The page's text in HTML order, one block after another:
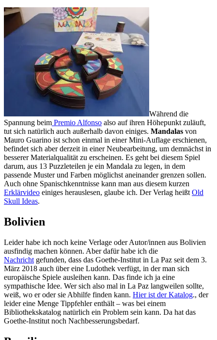
Während die
Spannung beim Premio Alfonso also auf ihren Höhepunkt zuläuft,
tut sich natürlich auch außerhalb davon einiges. Mandalas von
Mauro Guarino ist schon einmal in einer Mini-Auflage erschienen,
befindet sich aber derzeit in einer Neubearbeitung, um demnächst in
besserer Materialqualität zu erscheinen. Es geht bei diesem Spiel
darum, aus 13 Puzzleteilen je ein Mandala zu legen, in dem
passende Muster und Farben möglichst aneinander grenzen sollen.
Auch ohne Spanischkenntnisse kann man aus diesem kurzen
Erklärvideo einiges herauslesen, glaube ich. Der Verlag heißt Old
Skull Ideas.
Bolivien
Leider habe ich noch keine Verlage oder Autor/innen aus Bolivien
ausfindig machen können. Aber dafür habe ich die
Nachricht gefunden, dass das Goethe-Institut in La Paz seit dem 3.
März 2018 auch über eine Ludothek verfügt, in der man sich
europäische Spiele ausleihen kann. Das finde ich ja eine
sympathische Idee. Wer sich also mal in La Paz langweilen sollte,
weiß, wo er oder sie Abhilfe finden kann. Hier ist der Katalog., der
leider eine Menge Tippfehler enthält – was bei einem
Bibliothekskatalog natürlich ein Problem sein kann. Da hat das
Goethe-Institut noch Nachbesserungsbedarf.